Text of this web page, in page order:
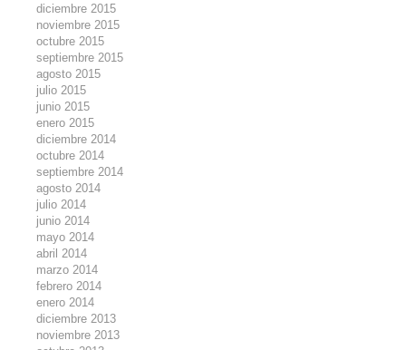
diciembre 2015
noviembre 2015
octubre 2015
septiembre 2015
agosto 2015
julio 2015
junio 2015
enero 2015
diciembre 2014
octubre 2014
septiembre 2014
agosto 2014
julio 2014
junio 2014
mayo 2014
abril 2014
marzo 2014
febrero 2014
enero 2014
diciembre 2013
noviembre 2013